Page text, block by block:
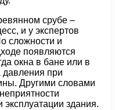
срубе –
и у экспертов
сложности и
появляются
окна в бане или в
давления при
Другими словами
здания.